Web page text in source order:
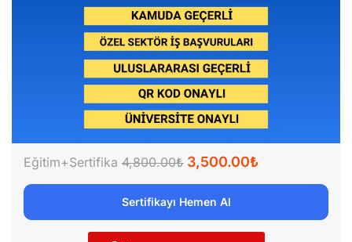
Eğitim+Sertifika 4,800.00₺ 3,500.00₺
Sertifikayı Hemen Al